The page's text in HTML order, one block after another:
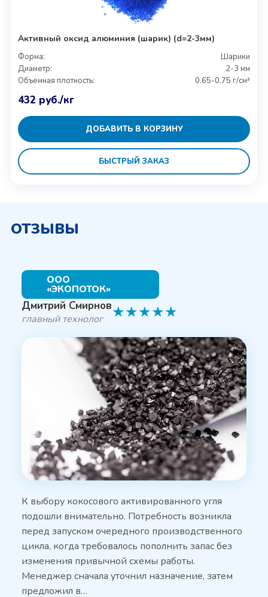
Активный оксид алюминия (шарик) (d=2-3мм)
Форма:
Шарики
Диаметр:
2-3 мм
Объемная плотность:
0.65-0.75 г/см³
432 руб./кг
ДОБАВИТЬ В КОРЗИНУ
БЫСТРЫЙ ЗАКАЗ
ОТЗЫВЫ
ООО
«ЭКОПОТОК»
Дмитрий Смирнов
главный технолог ★★★★★
К выбору кокосового активированного угля
подошли внимательно. Потребность возникла
перед запуском очередного производственного
цикла, когда требовалось пополнить запас без
изменения привычной схемы работы.
Менеджер сначала уточнил назначение, затем
предложил в…